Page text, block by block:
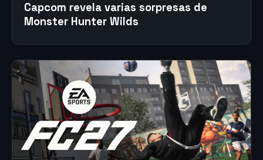
Capcom revela varias sorpresas de
Monster Hunter Wilds